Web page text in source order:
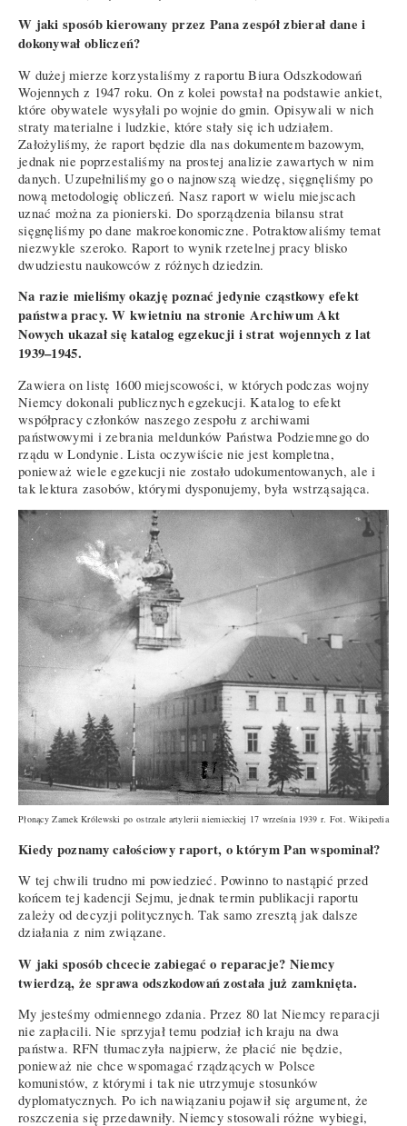
W jaki sposób kierowany przez Pana zespół zbierał dane i
dokonywał obliczeń?
W dużej mierze korzystaliśmy z raportu Biura Odszkodowań
Wojennych z 1947 roku. On z kolei powstał na podstawie ankiet,
które obywatele wysyłali po wojnie do gmin. Opisywali w nich
straty materialne i ludzkie, które stały się ich udziałem.
Założyliśmy, że raport będzie dla nas dokumentem bazowym,
jednak nie poprzestaliśmy na prostej analizie zawartych w nim
danych. Uzupełniliśmy go o najnowszą wiedzę, sięgnęliśmy po
nową metodologię obliczeń. Nasz raport w wielu miejscach
uznać można za pionierski. Do sporządzenia bilansu strat
sięgnęliśmy po dane makroekonomiczne. Potraktowaliśmy temat
niezwykle szeroko. Raport to wynik rzetelnej pracy blisko
dwudziestu naukowców z różnych dziedzin.
Na razie mieliśmy okazję poznać jedynie cząstkowy efekt
państwa pracy. W kwietniu na stronie Archiwum Akt
Nowych ukazał się katalog egzekucji i strat wojennych z lat
1939–1945.
Zawiera on listę 1600 miejscowości, w których podczas wojny
Niemcy dokonali publicznych egzekucji. Katalog to efekt
współpracy członków naszego zespołu z archiwami
państwowymi i zebrania meldunków Państwa Podziemnego do
rządu w Londynie. Lista oczywiście nie jest kompletna,
ponieważ wiele egzekucji nie zostało udokumentowanych, ale i
tak lektura zasobów, którymi dysponujemy, była wstrząsająca.
Płonący Zamek Królewski po ostrzale artylerii niemieckiej 17 września 1939 r. Fot. Wikipedia
Kiedy poznamy całościowy raport, o którym Pan wspominał?
W tej chwili trudno mi powiedzieć. Powinno to nastąpić przed
końcem tej kadencji Sejmu, jednak termin publikacji raportu
zależy od decyzji politycznych. Tak samo zresztą jak dalsze
działania z nim związane.
W jaki sposób chcecie zabiegać o reparacje? Niemcy
twierdzą, że sprawa odszkodowań została już zamknięta.
My jesteśmy odmiennego zdania. Przez 80 lat Niemcy reparacji
nie zapłacili. Nie sprzyjał temu podział ich kraju na dwa
państwa. RFN tłumaczyła najpierw, że płacić nie będzie,
ponieważ nie chce wspomagać rządzących w Polsce
komunistów, z którymi i tak nie utrzymuje stosunków
dyplomatycznych. Po ich nawiązaniu pojawił się argument, że
roszczenia się przedawniły. Niemcy stosowali różne wybiegi,